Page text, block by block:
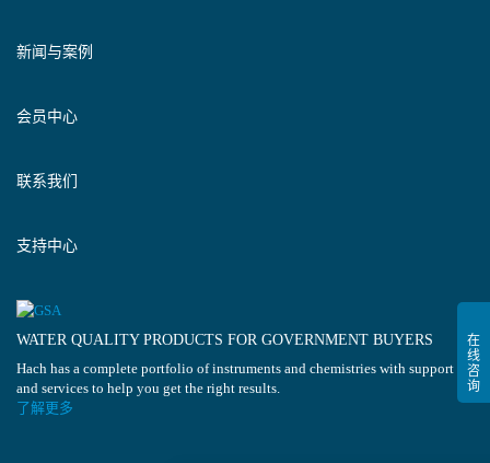
新闻与案例
会员中心
联系我们
支持中心
WATER QUALITY PRODUCTS FOR GOVERNMENT BUYERS
Hach has a complete portfolio of instruments and chemistries with support
and services to help you get the right results.
了解更多